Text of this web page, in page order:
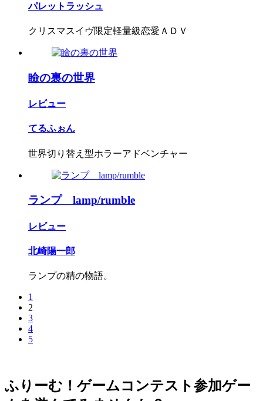
パレットラッシュ
クリスマスイヴ限定軽量級恋愛ＡＤＶ
瞼の裏の世界
レビュー
てるふぉん
世界切り替え型ホラーアドベンチャー
ランプ lamp/rumble
レビュー
北崎陽一郎
ランプの精の物語。
1
2
3
4
5
ふりーむ！ゲームコンテスト参加ゲー